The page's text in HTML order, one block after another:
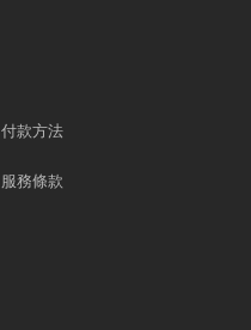
付款方法
服務條款